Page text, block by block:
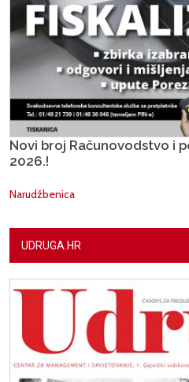
Novi broj Računovodstvo i
2026.!
Narudžbenica
UDRUGA.HR